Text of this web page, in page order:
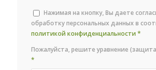
Нажимая на кнопку, Вы даете
обработку персональных данных в
политикой конфиденциальности *
Пожалуйста, решите уравнение
*